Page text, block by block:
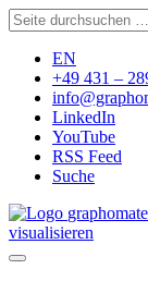
EN
+49 431 –
LinkedIn
YouTube
RSS Feed
Suche
visualisieren